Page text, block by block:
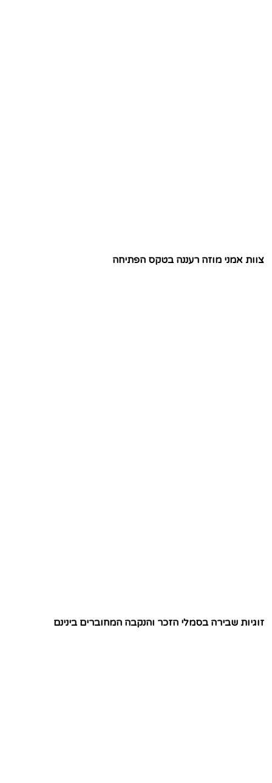
צוות אמני מוזה רעננה בטקס הפתיחה
זוגיות שבירה בסמלי הזכר והנקבה המחוברים בינינם